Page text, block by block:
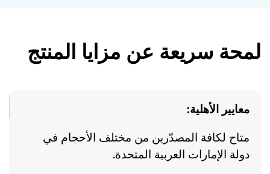
لمحة سريعة عن مزايا المنتج
معايير الأهلية:
متاح لكافة المصدّرين من مختلف الأحجام في
دولة الإمارات العربية المتحدة.